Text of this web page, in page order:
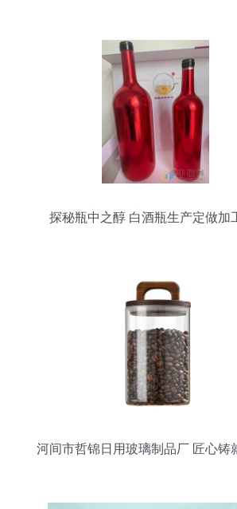
探秘瓶中之醇 白酒瓶生产定做加
河间市哲锦日用玻璃制品厂 匠心铸